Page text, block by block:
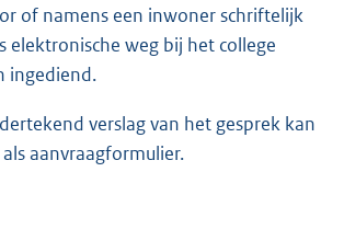
of namens een inwoner schriftelijk
elektronische weg bij het college
ingediend.
verslag van het gesprek kan
aanvraagformulier.